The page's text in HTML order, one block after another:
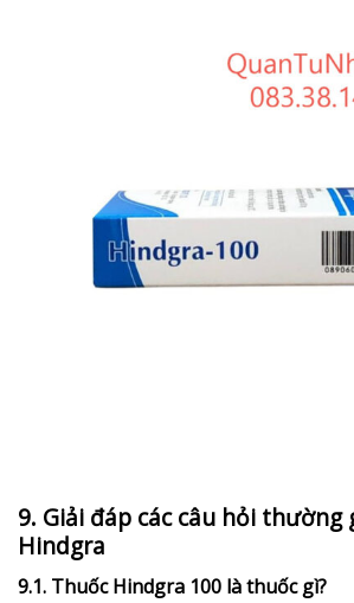
9. Giải đáp các câu hỏi thường
Hindgra
9.1. Thuốc Hindgra 100 là thuốc gì?